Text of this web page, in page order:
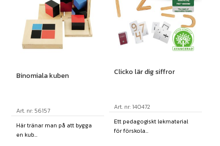
Binomiala kuben
Art. nr: 56157
Här tränar man på att bygga
en kub...
Clicko lär dig siffror
Art. nr: 140472
Ett pedagogiskt lekmaterial
för förskola...